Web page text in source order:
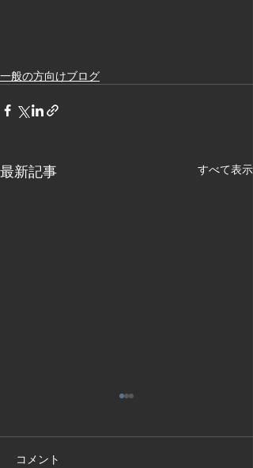
一般の方向けブログ
最新記事 すべて表示
コメント